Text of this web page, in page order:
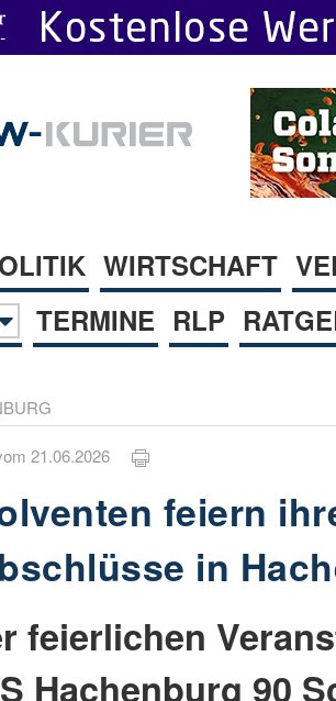
WIRTSCHAFT
TERMINE RLP
21.06.2026
feiern
in
feierlichen
Hachenburg 90